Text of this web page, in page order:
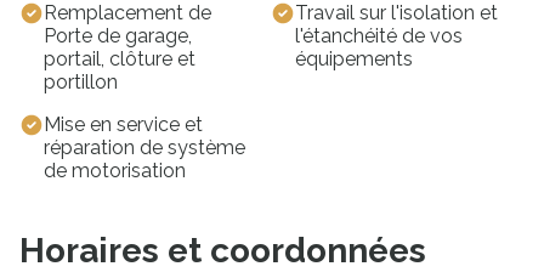
Remplacement de
Porte de garage,
portail, clôture et
portillon
Travail sur l'isolation et
l'étanchéité de vos
équipements
Mise en service et
réparation de système
de motorisation
Horaires et coordonnées